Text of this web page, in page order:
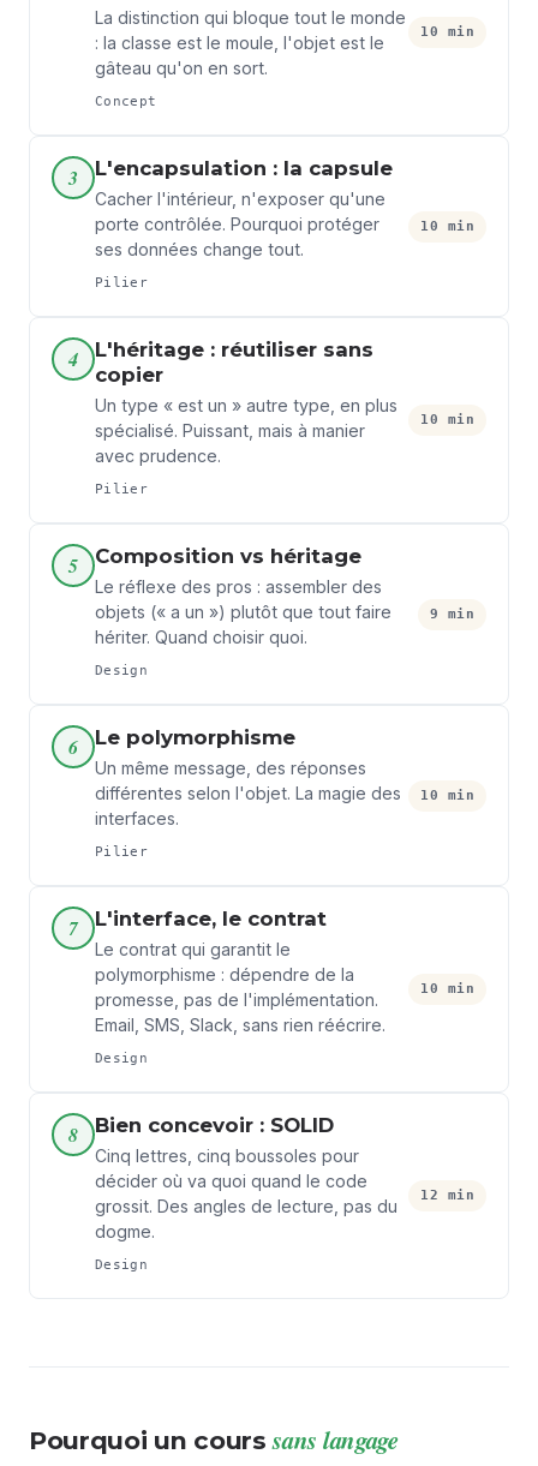
La distinction qui bloque tout le monde
: la classe est le moule, l'objet est le
gâteau qu'on en sort.
Concept
10 min
3 L'encapsulation : la capsule
Cacher l'intérieur, n'exposer qu'une
porte contrôlée. Pourquoi protéger
ses données change tout.
Pilier
10 min
4
L'héritage : réutiliser sans
copier
Un type « est un » autre type, en plus
spécialisé. Puissant, mais à manier
avec prudence.
Pilier
10 min
5 Composition vs héritage
Le réflexe des pros : assembler des
objets (« a un ») plutôt que tout faire
hériter. Quand choisir quoi.
Design
9 min
6 Le polymorphisme
Un même message, des réponses
différentes selon l'objet. La magie des
interfaces.
Pilier
10 min
7 L'interface, le contrat
Le contrat qui garantit le
polymorphisme : dépendre de la
promesse, pas de l'implémentation.
Email, SMS, Slack, sans rien réécrire.
Design
10 min
8 Bien concevoir : SOLID
Cinq lettres, cinq boussoles pour
décider où va quoi quand le code
grossit. Des angles de lecture, pas du
dogme.
Design
12 min
Pourquoi un courssans langage